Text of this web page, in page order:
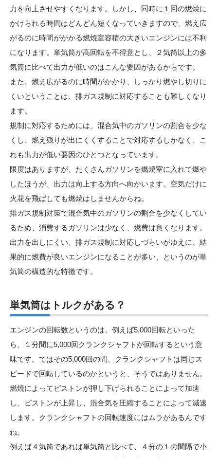
力を向上させやすくなります。しかし、同時に１回の燃焼に
かけられる時間はどんどん短くなっていきますので、燃え広
がるのに時間がかかる燃焼室容積の大きいエンジンには不利
になります。単気筒が高回転を不得意とし、２気筒以上の多
気筒に比べて出力が低いのはこんな要因があるからです。
また、燃え広がるのに時間がかかり、しっかり燃やし切りに
くいということは、排ガス規制に対応することも難しくなり
ます。
規制に対応するためには、混合気中のガソリンの割合を少な
くし、燃え残りが出にくくすることで対応するしかなく、こ
れも出力が低い要因のひとつとなっています。
限度はありますが、たくさんガソリンを燃焼室に入れて燃や
したほうが、出力は向上する方向へ向かいます。空気だけに
火花を飛ばしても燃焼はしませんからね。
排ガス規制対策で混合気中のガソリンの割合を少なくしてい
るため、消費するガソリンは少なく、燃費は良くなります。
出力を出しにくい、排ガス規制に対応しづらいがゆえに、結
果的に燃費が良いエンジンになることが多い、というのが単
気筒の構造的な特徴です。
単気筒はトルクがある ？
エンジンの回転数というのは、例えば5,000回転といった
ら、１分間に5,000回クランクシャフトが回転するという意
味です。ではその5,000回の間、クランクシャフトは同じス
ピードで回転しているのかというと、そうではありません。
燃焼によってピストンが押し下げられることによって加速
し、ピストンが上昇し、混合気を圧縮することによって減速
します。クランクシャフトの回転速度にはムラがあるんです
ね。
例えば４気筒であれば単気筒と比べて、４分の１の間隔で小